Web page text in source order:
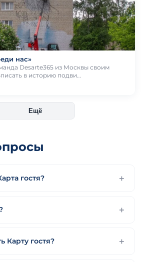
нас»
Desarte365 из Москвы своим
в историю подви…
Ещё
гостя?
Карту гостя?